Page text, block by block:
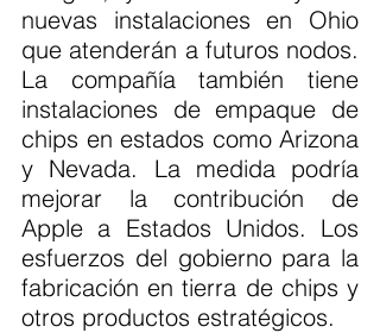
nuevas instalaciones en Ohio
que atenderán a futuros nodos.
La compañía también tiene
instalaciones de empaque de
chips en estados como Arizona
y Nevada. La medida podría
mejorar la contribución de
Apple a Estados Unidos. Los
esfuerzos del gobierno para la
fabricación en tierra de chips y
otros productos estratégicos.